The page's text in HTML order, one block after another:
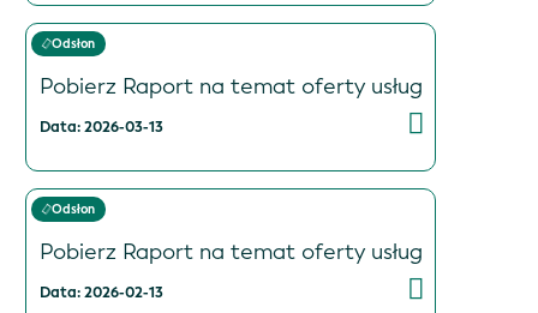
Odsłon
Pobierz Raport na temat oferty usług
Data: 2026-03-13
Odsłon
Pobierz Raport na temat oferty usług
Data: 2026-02-13